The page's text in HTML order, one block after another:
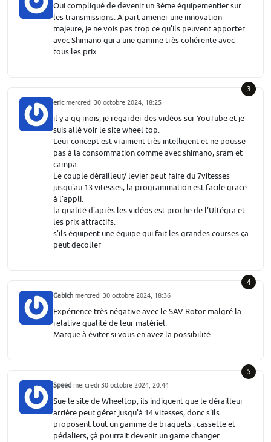
Oui compliqué de devenir un 3éme équipementier sur
les transmissions. A part amener une innovation
majeure, je ne vois pas trop ce qu'ils peuvent apporter
avec Shimano qui a une gamme très cohérente avec
tous les prix.
3
ericmercredi 30 octobre 2024, 18:25
il y a qq mois, je regarder des vidéos sur YouTube et je
suis allé voir le site wheel top.
Leur concept est vraiment très intelligent et ne pousse
pas à la consommation comme avec shimano, sram et
campa.
Le couple dérailleur/ levier peut faire du 7vitesses
jusqu'au 13 vitesses, la programmation est facile grace
à l'appli.
la qualité d'après les vidéos est proche de l'Ultégra et
les prix attractifs.
s'ils équipent une équipe qui fait les grandes courses ça
peut decoller
4
Gabich mercredi 30 octobre 2024, 18:36
Expérience très négative avec le SAV Rotor malgré la
relative qualité de leur matériel.
Marque à éviter si vous en avez la possibilité.
5
Speed mercredi 30 octobre 2024, 20:44
Sue le site de Wheeltop, ils indiquent que le dérailleur
arrière peut gérer jusqu'à 14 vitesses, donc s'ils
proposent tout un gamme de braquets : cassette et
pédaliers, çà pourrait devenir un game changer...